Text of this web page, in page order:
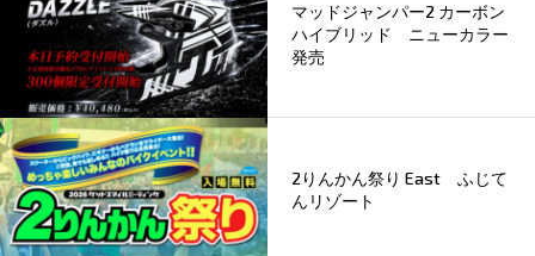
マッドジャンパー2 カーボン
ハイブリッド ニューカラー
発売
2りんかん祭り East ふじて
んリゾート